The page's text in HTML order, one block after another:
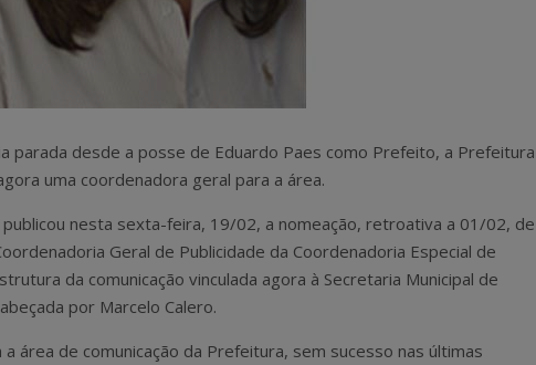
parada desde a posse de Eduardo Paes como Prefeito, a Prefeitura
uma coordenadora geral para a área.
publicou nesta sexta-feira, 19/02, a nomeação, retroativa a 01/02, de
Geral de Publicidade da Coordenadoria Especial de
da comunicação vinculada agora à Secretaria Municipal de
por Marcelo Calero.
área de comunicação da Prefeitura, sem sucesso nas últimas